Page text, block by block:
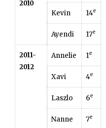
2010
Kevin 14e
Ayendi 17e
2011-
2012
Annelie 1e
Xavi 4e
Laszlo 6e
Nanne 7e